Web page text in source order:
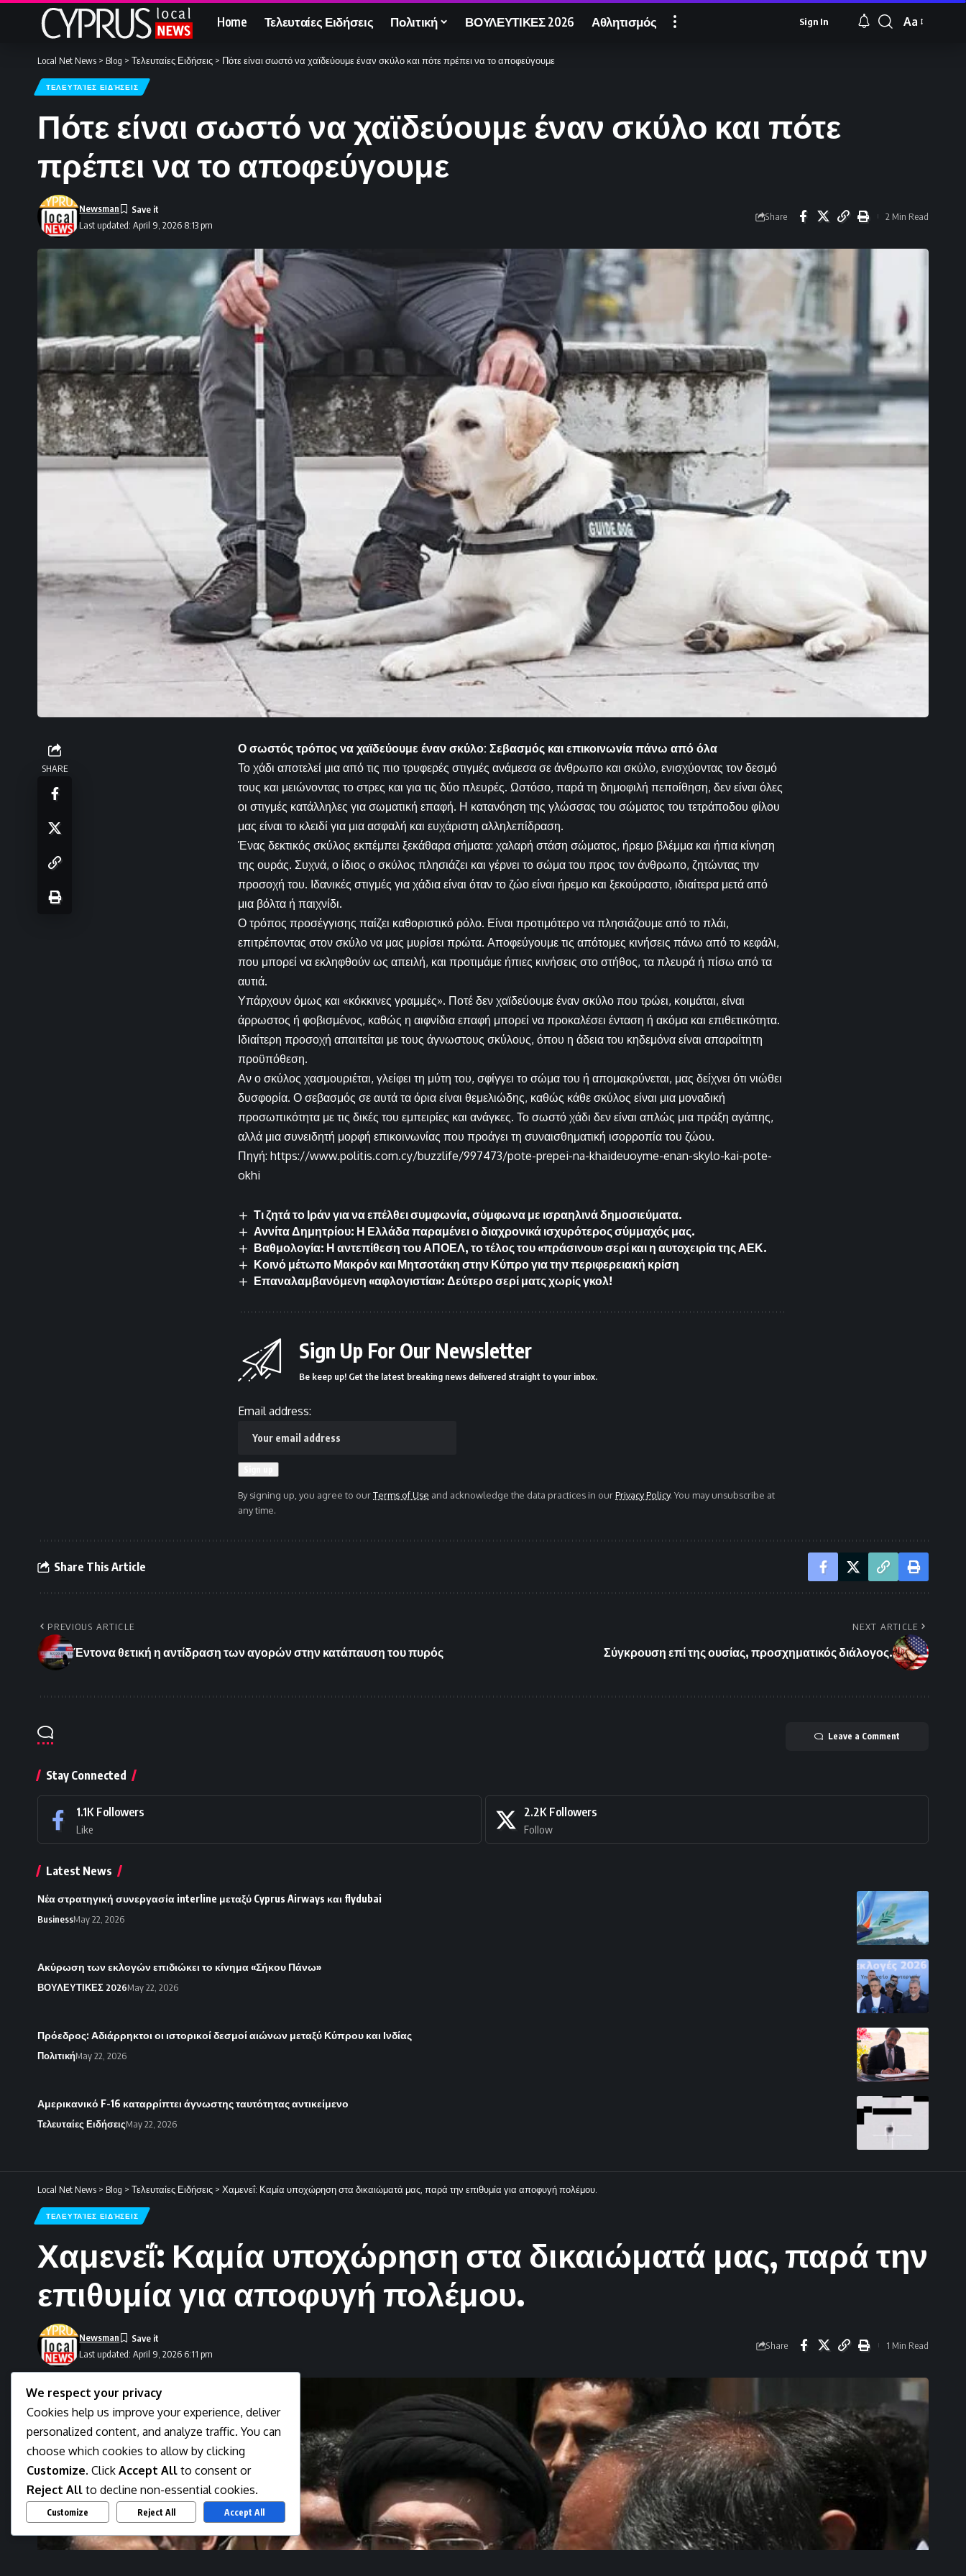
Home Τελευταίες Ειδήσεις Πολιτική ΒΟΥΛΕΥΤΙΚΕΣ 2026 Αθλητισμός Sign In
Font
Aa
Local Net News > Blog > Τελευταίες Ειδήσεις > Πότε είναι σωστό να χαϊδεύουμε έναν σκύλο και πότε πρέπει να το αποφεύγουμε
ΤΕΛΕΥΤΑΊΕΣ ΕΙΔΉΣΕΙΣ
Πότε είναι σωστό να χαϊδεύουμε έναν σκύλο και πότε
πρέπει να το αποφεύγουμε
Last updated: April 9, 2026 8:13 pm
Newsman
Share 2 Min Read
SHARE
Ο σωστός τρόπος να χαϊδεύουμε έναν σκύλο: Σεβασμός και επικοινωνία πάνω από όλα
Το χάδι αποτελεί μια από τις πιο τρυφερές στιγμές ανάμεσα σε άνθρωπο και σκύλο, ενισχύοντας τον δεσμό
τους και μειώνοντας το στρες και για τις δύο πλευρές. Ωστόσο, παρά τη δημοφιλή πεποίθηση, δεν είναι όλες
οι στιγμές κατάλληλες για σωματική επαφή. Η κατανόηση της γλώσσας του σώματος του τετράποδου φίλου
μας είναι το κλειδί για μια ασφαλή και ευχάριστη αλληλεπίδραση.
Ένας δεκτικός σκύλος εκπέμπει ξεκάθαρα σήματα: χαλαρή στάση σώματος, ήρεμο βλέμμα και ήπια κίνηση
της ουράς. Συχνά, ο ίδιος ο σκύλος πλησιάζει και γέρνει το σώμα του προς τον άνθρωπο, ζητώντας την
προσοχή του. Ιδανικές στιγμές για χάδια είναι όταν το ζώο είναι ήρεμο και ξεκούραστο, ιδιαίτερα μετά από
μια βόλτα ή παιχνίδι.
Ο τρόπος προσέγγισης παίζει καθοριστικό ρόλο. Είναι προτιμότερο να πλησιάζουμε από το πλάι,
επιτρέποντας στον σκύλο να μας μυρίσει πρώτα. Αποφεύγουμε τις απότομες κινήσεις πάνω από το κεφάλι,
που μπορεί να εκληφθούν ως απειλή, και προτιμάμε ήπιες κινήσεις στο στήθος, τα πλευρά ή πίσω από τα
αυτιά.
Υπάρχουν όμως και «κόκκινες γραμμές». Ποτέ δεν χαϊδεύουμε έναν σκύλο που τρώει, κοιμάται, είναι
άρρωστος ή φοβισμένος, καθώς η αιφνίδια επαφή μπορεί να προκαλέσει ένταση ή ακόμα και επιθετικότητα.
Ιδιαίτερη προσοχή απαιτείται με τους άγνωστους σκύλους, όπου η άδεια του κηδεμόνα είναι απαραίτητη
προϋπόθεση.
Αν ο σκύλος χασμουριέται, γλείφει τη μύτη του, σφίγγει το σώμα του ή απομακρύνεται, μας δείχνει ότι νιώθει
δυσφορία. Ο σεβασμός σε αυτά τα όρια είναι θεμελιώδης, καθώς κάθε σκύλος είναι μια μοναδική
προσωπικότητα με τις δικές του εμπειρίες και ανάγκες. Το σωστό χάδι δεν είναι απλώς μια πράξη αγάπης,
αλλά μια συνειδητή μορφή επικοινωνίας που προάγει τη συναισθηματική ισορροπία του ζώου.
Πηγή: https://www.politis.com.cy/buzzlife/997473/pote-prepei-na-khaideuoyme-enan-skylo-kai-pote-
okhi
Τι ζητά το Ιράν για να επέλθει συμφωνία, σύμφωνα με ισραηλινά δημοσιεύματα.
Αννίτα Δημητρίου: Η Ελλάδα παραμένει ο διαχρονικά ισχυρότερος σύμμαχός μας.
Βαθμολογία: Η αντεπίθεση του ΑΠΟΕΛ, το τέλος του «πράσινου» σερί και η αυτοχειρία της ΑΕΚ.
Κοινό μέτωπο Μακρόν και Μητσοτάκη στην Κύπρο για την περιφερειακή κρίση
Επαναλαμβανόμενη «αφλογιστία»: Δεύτερο σερί ματς χωρίς γκολ!
Sign Up For Our Newsletter
Be keep up! Get the latest breaking news delivered straight to your inbox.
Email address:
By signing up, you agree to ourTerms of Use and acknowledge the data practices in ourPrivacy Policy. You may unsubscribe at
any time.
Share This Article
PREVIOUS ARTICLE
Έντονα θετική η αντίδραση των αγορών στην κατάπαυση του πυρός
NEXT ARTICLE
Σύγκρουση επί της ουσίας, προσχηματικός διάλογος.
Leave a Comment
Stay Connected
1.1K Followers
Like
2.2K Followers
Follow
Latest News
Νέα στρατηγική συνεργασία interline μεταξύ Cyprus Airways και flydubai
BusinessMay 22, 2026
Ακύρωση των εκλογών επιδιώκει το κίνημα «Σήκου Πάνω»
ΒΟΥΛΕΥΤΙΚΕΣ 2026May 22, 2026
Πρόεδρος: Αδιάρρηκτοι οι ιστορικοί δεσμοί αιώνων μεταξύ Κύπρου και Ινδίας
ΠολιτικήMay 22, 2026
Αμερικανικό F-16 καταρρίπτει άγνωστης ταυτότητας αντικείμενο
Τελευταίες ΕιδήσειςMay 22, 2026
Local Net News > Blog > Τελευταίες Ειδήσεις > Χαμενεΐ: Καμία υποχώρηση στα δικαιώματά μας, παρά την επιθυμία για αποφυγή πολέμου.
ΤΕΛΕΥΤΑΊΕΣ ΕΙΔΉΣΕΙΣ
Χαμενεΐ: Καμία υποχώρηση στα δικαιώματά μας, παρά την
επιθυμία για αποφυγή πολέμου.
Last updated: April 9, 2026 6:11 pm
Newsman
Share 1 Min Read
We respect your privacy
Cookies help us improve your experience, deliver
personalized content, and analyze traffic. You can
choose which cookies to allow by clicking
Customize. Click Accept All to consent or
Reject All to decline non-essential cookies.
Customize Reject All Accept All